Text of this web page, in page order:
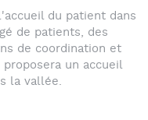
du patient dans
de patients, des
de coordination et
un accueil
la vallée.